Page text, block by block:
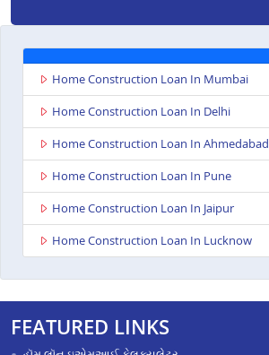
Home Construction Loan In Mumbai
Home Construction Loan In Delhi
Home Construction Loan In Ahmedabad
Home Construction Loan In Pune
Home Construction Loan In Jaipur
Home Construction Loan In Lucknow
FEATURED LINKS